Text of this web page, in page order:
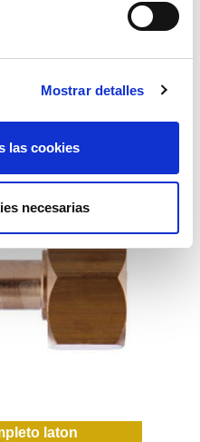
Mostrar detalles
las cookies
necesarias
comprar
laton